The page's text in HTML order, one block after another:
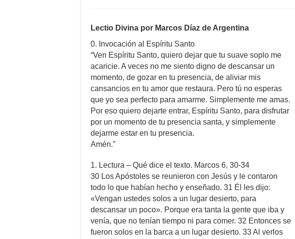
Lectio Divina por Marcos Díaz de Argentina
0. Invocación al Espíritu Santo
“Ven Espíritu Santo, quiero dejar que tu suave soplo me
acaricie. A veces no me siento digno de descansar un
momento, de gozar en tu presencia, de aliviar mis
cansancios en tu amor que restaura. Pero tú no esperas
que yo sea perfecto para amarme. Simplemente me amas.
Por eso quiero dejarte entrar, Espíritu Santo, para disfrutar
por un momento de tu presencia santa, y simplemente
dejarme estar en tu presencia.
Amén.”
1. Lectura – Qué dice el texto. Marcos 6, 30-34
30 Los Apóstoles se reunieron con Jesús y le contaron
todo lo que habían hecho y enseñado. 31 Él les dijo:
«Vengan ustedes solos a un lugar desierto, para
descansar un poco». Porque era tanta la gente que iba y
venía, que no tenían tiempo ni para comer. 32 Entonces se
fueron solos en la barca a un lugar desierto. 33 Al verlos